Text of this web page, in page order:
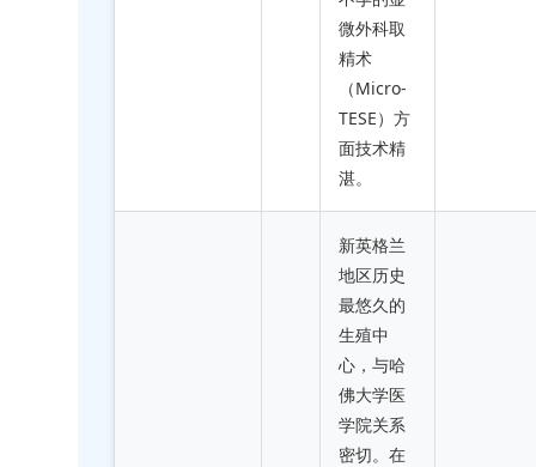
微外科取
精术
（Micro-
TESE）方
面技术精
湛。
新英格兰
地区历史
最悠久的
生殖中
心，与哈
佛大学医
学院关系
密切。在